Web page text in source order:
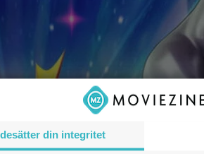
din integritet